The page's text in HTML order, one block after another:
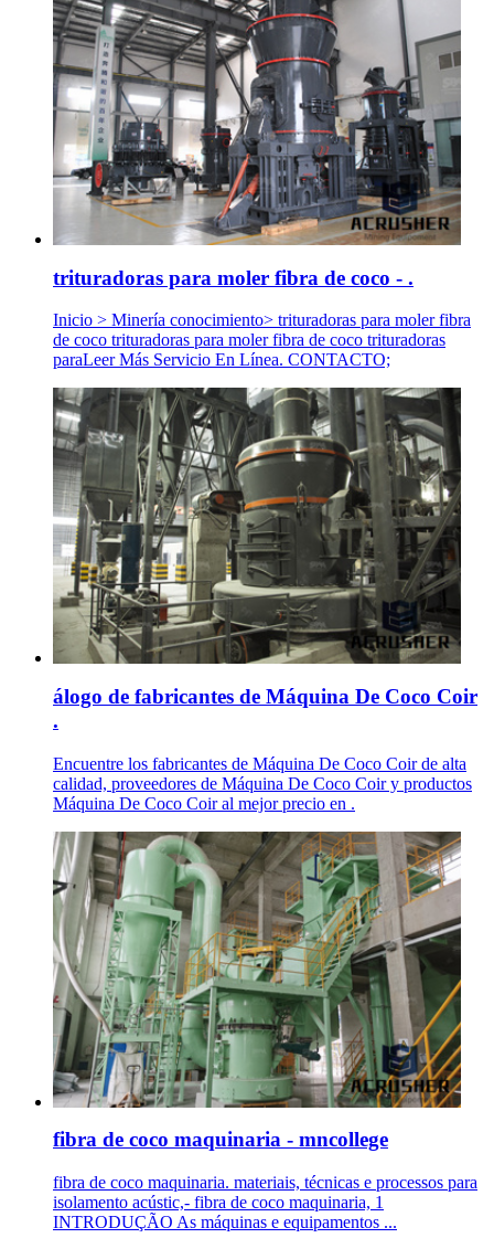
trituradoras para moler fibra de coco - .
Inicio > Minería conocimiento> trituradoras para moler fibra
de coco trituradoras para moler fibra de coco trituradoras
paraLeer Más Servicio En Línea. CONTACTO;
álogo de fabricantes de Máquina De Coco Coir
.
Encuentre los fabricantes de Máquina De Coco Coir de alta
calidad, proveedores de Máquina De Coco Coir y productos
Máquina De Coco Coir al mejor precio en .
fibra de coco maquinaria - mncollege
fibra de coco maquinaria. materiais, técnicas e processos para
isolamento acústic,- fibra de coco maquinaria, 1
INTRODUÇÃO As máquinas e equipamentos ...